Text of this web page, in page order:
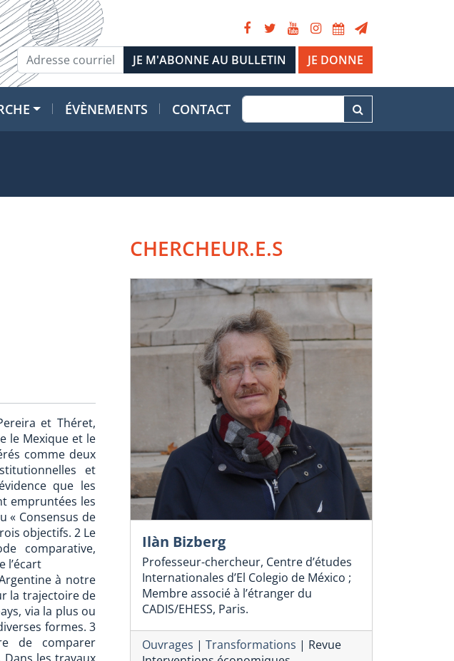
JE DONNE
ÉVÈNEMENTS CONTACT
et Théret,
le Mexique et le
comme deux
et
que les
empruntées les
« Consensus de
objectifs. 2 Le
comparative,
l’écart
à notre
la trajectoire de
via la plus ou
formes. 3
de comparer
CHERCHEUR.E.S
Ilàn Bizberg
Professeur-chercheur, Centre d’études
Internationales d’El Colegio de México ;
Membre associé à l’étranger du
CADIS/EHESS, Paris.
Ouvrages | Transformations | Revue